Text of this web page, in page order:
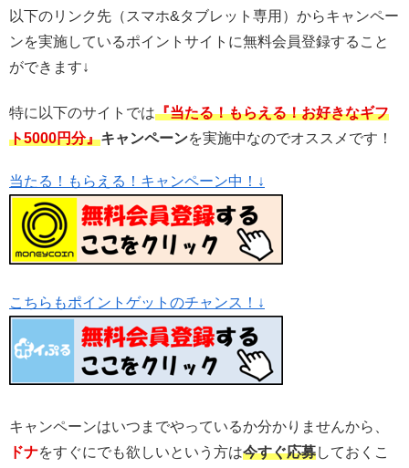
以下のリンク先（スマホ&タブレット専用）からキャンペー
ンを実施しているポイントサイトに無料会員登録すること
ができます↓
特に以下のサイトでは『当たる！もらえる！お好きなギフ
ト5000円分』キャンペーンを実施中なのでオススメです！
当たる！もらえる！キャンペーン中！↓
こちらもポイントゲットのチャンス！↓
キャンペーンはいつまでやっているか分かりませんから、
ドナをすぐにでも欲しいという方は今すぐ応募しておくこ